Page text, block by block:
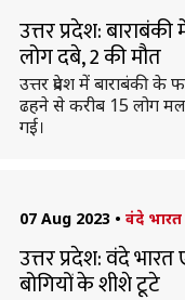
उत्तर प्रदेश:
लोग दबे, 2 की मौत
उत्तर प्रदेश में बाराबंकी
ढहने से करीब 15 लोग
गई।
07 Aug 2023 • वंदे
उत्तर प्रदेश: वंदे
बोगियों के शीशे टूटे